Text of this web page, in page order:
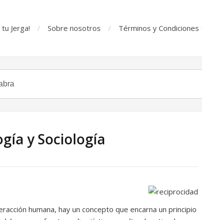
Jerga! Sobre nosotros Términos y Condiciones
y Sociología
humana, hay un concepto que encarna un principio